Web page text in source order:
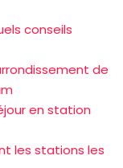
conseils
de
en station
les stations les